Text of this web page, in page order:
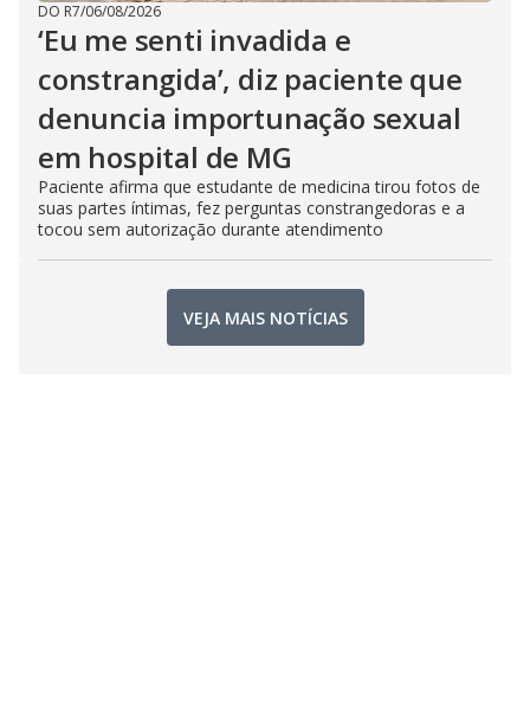
DO R7/06/08/2026
‘Eu me senti invadida e
constrangida’, diz paciente que
denuncia importunação sexual
em hospital de MG
Paciente afirma que estudante de medicina tirou fotos de
suas partes íntimas, fez perguntas constrangedoras e a
tocou sem autorização durante atendimento
VEJA MAIS NOTÍCIAS